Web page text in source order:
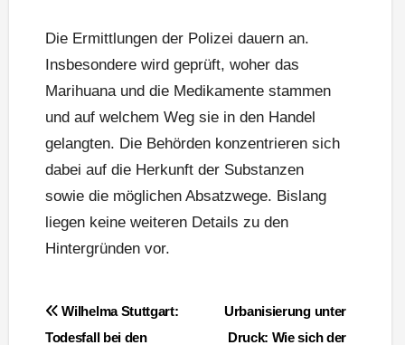
Die Ermittlungen der Polizei dauern an.
Insbesondere wird geprüft, woher das
Marihuana und die Medikamente stammen
und auf welchem Weg sie in den Handel
gelangten. Die Behörden konzentrieren sich
dabei auf die Herkunft der Substanzen
sowie die möglichen Absatzwege. Bislang
liegen keine weiteren Details zu den
Hintergründen vor.
BeitragsnavigationUrbanisierung unter
Druck: Wie sich der
Wilhelma Stuttgart:
Todesfall bei den